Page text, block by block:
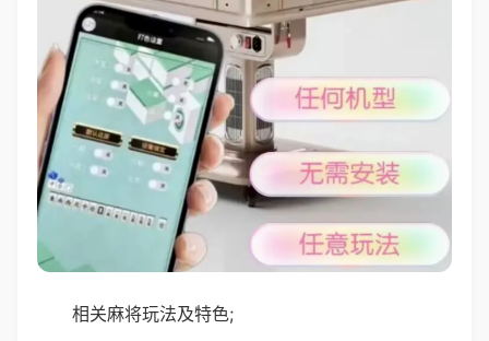
相关麻将玩法及特色;